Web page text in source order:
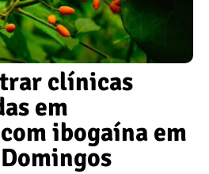
clínicas
em
ibogaína em